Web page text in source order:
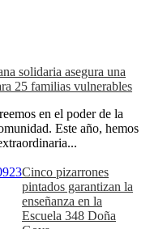
solidaria asegura una
25 familias vulnerables
en el poder de la
Este año, hemos
Cinco pizarrones
pintados garantizan la
enseñanza en la
Escuela 348 Doña